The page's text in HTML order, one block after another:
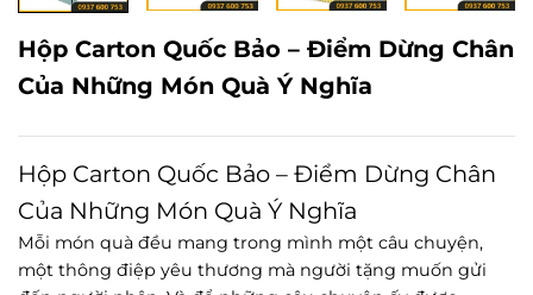
Hộp Carton Quốc Bảo – Điểm Dừng Chân
Của Những Món Quà Ý Nghĩa
Hộp Carton Quốc Bảo – Điểm Dừng Chân
Của Những Món Quà Ý Nghĩa
Mỗi món quà đều mang trong mình một câu chuyện,
một thông điệp yêu thương mà người tặng muốn gửi